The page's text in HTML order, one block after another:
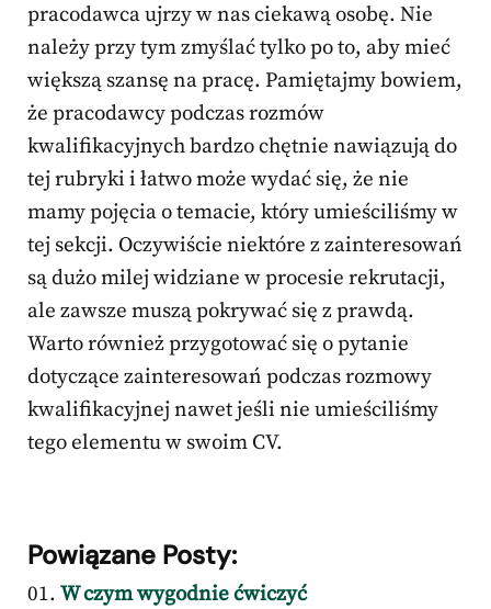
pracodawca ujrzy w nas ciekawą osobę. Nie
należy przy tym zmyślać tylko po to, aby mieć
większą szansę na pracę. Pamiętajmy bowiem,
że pracodawcy podczas rozmów
kwalifikacyjnych bardzo chętnie nawiązują do
tej rubryki i łatwo może wydać się, że nie
mamy pojęcia o temacie, który umieściliśmy w
tej sekcji. Oczywiście niektóre z zainteresowań
są dużo milej widziane w procesie rekrutacji,
ale zawsze muszą pokrywać się z prawdą.
Warto również przygotować się o pytanie
dotyczące zainteresowań podczas rozmowy
kwalifikacyjnej nawet jeśli nie umieściliśmy
tego elementu w swoim CV.
Powiązane Posty:
W czym wygodnie ćwiczyć